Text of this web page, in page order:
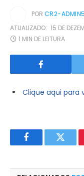
POR CR2-ADMIN5
ATUALIZADO: 15 DE
1 MIN DE LEITURA
Clique aqui para
Facebook